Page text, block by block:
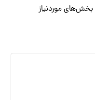
بخش‌های موردنیاز